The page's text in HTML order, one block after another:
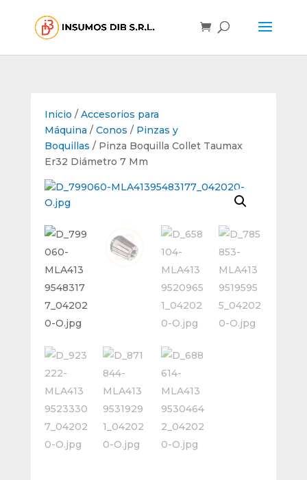
Inicio / Accesorios para
Máquina / Conos / Pinzas y
Boquillas / Pinza Boquilla Collet Taumax
Er32 Diámetro 7 Mm